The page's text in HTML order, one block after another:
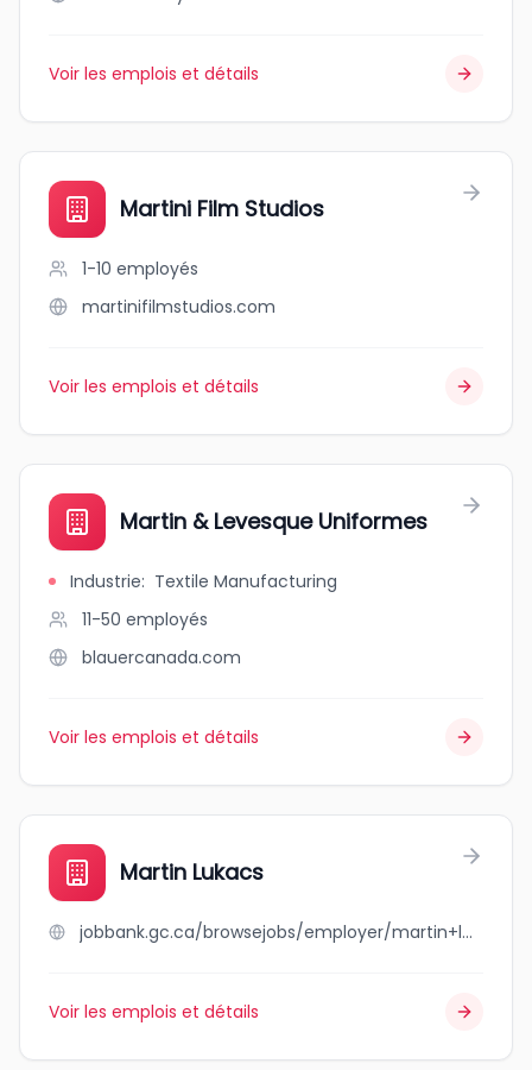
Voir les emplois et détails
Martini Film Studios
1-10 employés
martinifilmstudios.com
Voir les emplois et détails
Martin & Levesque Uniformes
Industrie: Textile Manufacturing
11-50 employés
blauercanada.com
Voir les emplois et détails
Martin Lukacs
jobbank.gc.ca/browsejobs/employer/martin+lukacs/ca
Voir les emplois et détails